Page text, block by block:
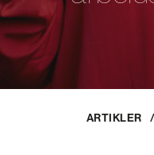
ARTIKLER /